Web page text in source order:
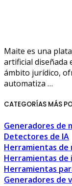
Maite es una
artificial diseñada
ámbito jurídico,
automatiza …
CATEGORÍAS MÁS
Generadores de
Detectores de IA
Herramientas
Herramientas de
Herramientas
Generadores de